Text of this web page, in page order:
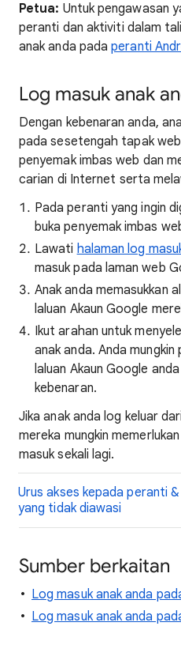
Petua: Untuk pengawasan
peranti dan aktiviti dalam
anak anda padaperanti
Log masuk anak
Dengan kebenaran anda,
pada sesetengah tapak
penyemak imbas web dan
carian di Internet serta
Pada peranti yang ingin
buka penyemak imbas
Lawati halaman log
masuk pada laman web
Anak anda memasukkan
laluan Akaun Google
Ikut arahan untuk
anak anda. Anda
laluan Akaun Google
kebenaran.
Jika anak anda log keluar
mereka mungkin
masuk sekali lagi.
Urus akses kepada peranti
yang tidak diawasi
Sumber berkaitan
Log masuk anak anda
Log masuk anak anda